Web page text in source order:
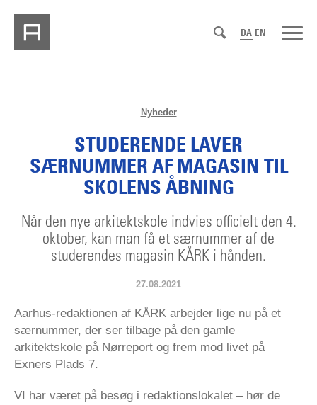
DA EN
Nyheder
STUDERENDE LAVER
SÆRNUMMER AF MAGASIN TIL
SKOLENS ÅBNING
Når den nye arkitektskole indvies officielt den 4.
oktober, kan man få et særnummer af de
studerendes magasin KÅRK i hånden.
27.08.2021
Aarhus-redaktionen af KÅRK arbejder lige nu på et
særnummer, der ser tilbage på den gamle
arkitektskole på Nørreport og frem mod livet på
Exners Plads 7.
VI har været på besøg i redaktionslokalet – hør de